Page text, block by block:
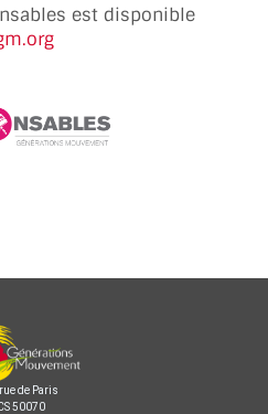
est disponible
de Paris
50070